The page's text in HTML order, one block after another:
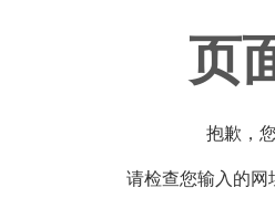
页
抱歉，
请检查您输入的